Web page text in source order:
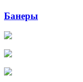
Банеры